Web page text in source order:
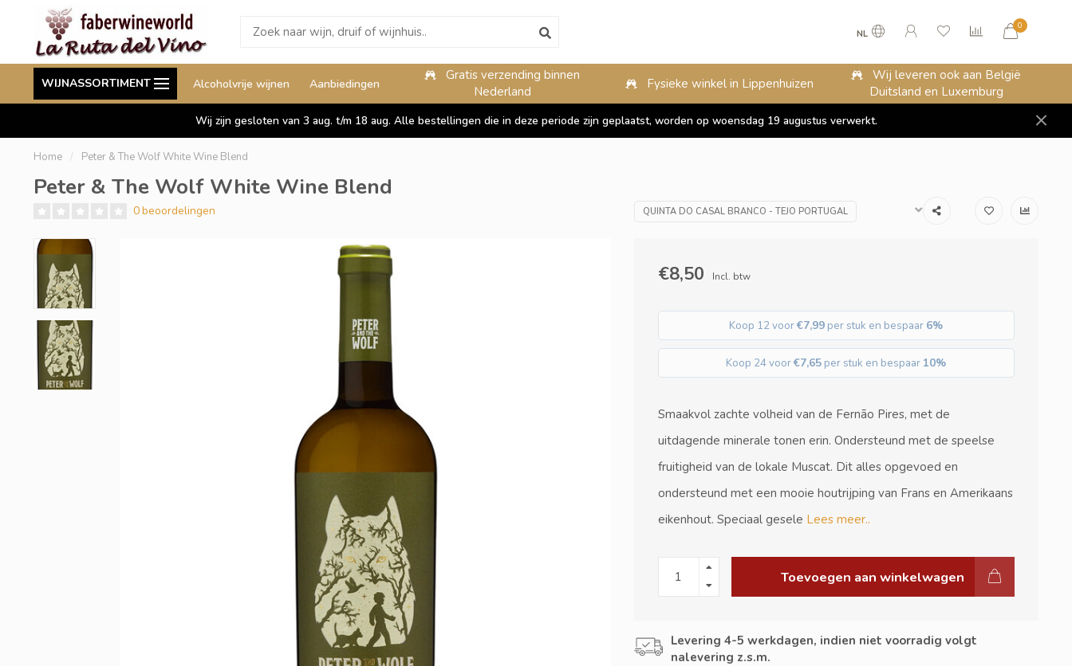
NL
0
WIJNASSORTIMENT Alcoholvrije wijnen Aanbiedingen
Wij leveren ook aan België
Duitsland en Luxemburg
Staffelkorting tot wel 10%
Gratis verzending binnen
Nederland
Fysieke winkel in Lippenhuizen
Wij leveren ook aan België
Duitsland en Luxemburg
Wij zijn gesloten van 3 aug. t/m 18 aug. Alle bestellingen die in deze periode zijn geplaatst, worden op woensdag 19 augustus verwerkt.
Home / Peter & The Wolf White Wine Blend
Peter & The Wolf White Wine Blend
0 beoordelingen QUINTA DO CASAL BRANCO - TEJO PORTUGAL
€8,50 Incl. btw
Koop 12 voor€7,99 per stuk en bespaar 6%
Koop 24 voor€7,65 per stuk en bespaar 10%
Smaakvol zachte volheid van de Fernão Pires, met de
uitdagende minerale tonen erin. Ondersteund met de speelse
fruitigheid van de lokale Muscat. Dit alles opgevoed en
ondersteund met een mooie houtrijping van Frans en Amerikaans
eikenhout. Speciaal gesele Lees meer..
Toevoegen aan winkelwagen
Levering 4-5 werkdagen, indien niet voorradig volgt
nalevering z.s.m.